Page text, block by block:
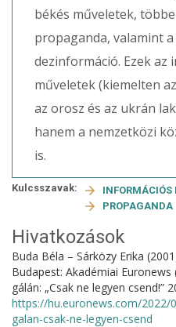
békés műveletek,
propaganda, valamint
dezinformáció. Ezek az
műveletek (kiemelten
az orosz és az ukrán
hanem a nemzetközi
is.
Kulcsszavak: INFORMÁCIÓS
PROPAGANDA
Hivatkozások
Buda Béla – Sárközy Erika
Budapest: Akadémiai
gálán: „Csak ne legyen csend!”
https://hu.euronews.com/2022/
galan-csak-ne-legyen-csend